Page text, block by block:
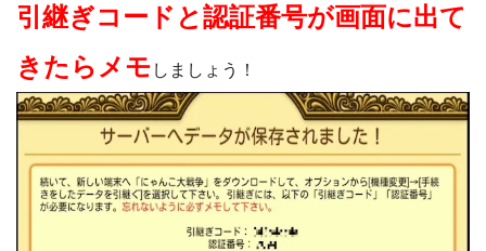
引継ぎコードと認証番号が画面に出て
きたらメモ しましょう！